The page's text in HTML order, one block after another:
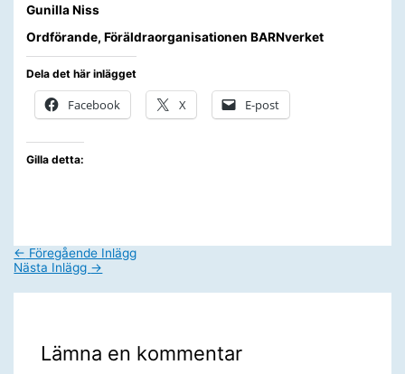
Gunilla Niss
Ordförande, Föräldraorganisationen BARNverket
Dela det här inlägget
Facebook X E-post
Gilla detta:
← Föregående Inlägg
Nästa Inlägg →
Lämna en kommentar